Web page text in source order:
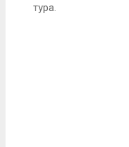
тура.